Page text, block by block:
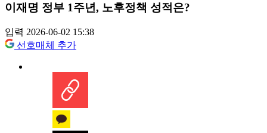
이재명 정부 1주년, 노후정책 성적은?
입력 2026-06-02 15:38
선호매체 추가